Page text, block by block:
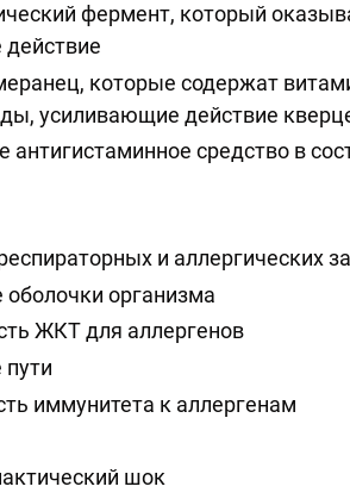
фермент, который
которые содержат
усиливающие действие
антигистаминное средство в
и аллергических
оболочки организма
ЖКТ для аллергенов
иммунитета к аллергенам
шок